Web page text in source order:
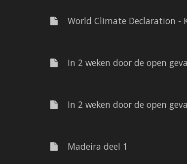
World Climate Declaration -
In 2 weken door de open
In 2 weken door de open
Madeira deel 1